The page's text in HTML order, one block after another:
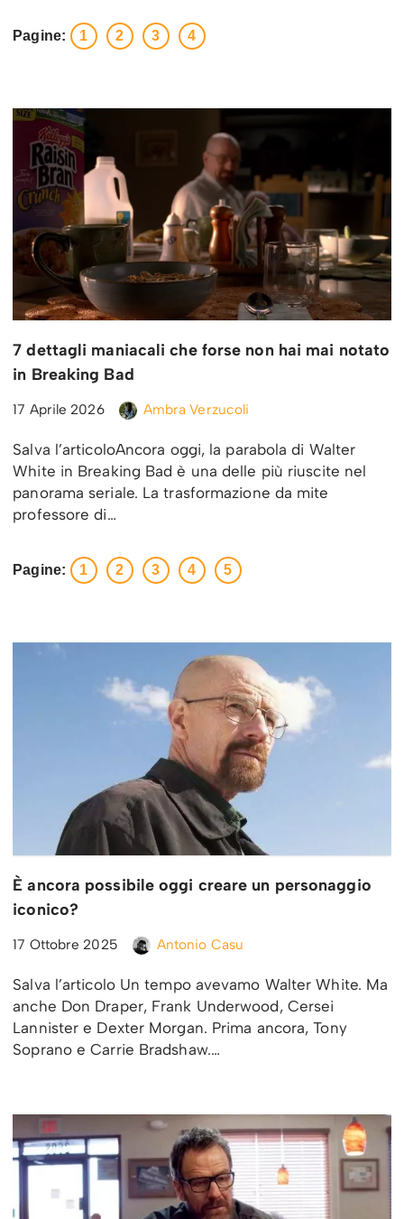
Pagine: 1 2 3 4
7 dettagli maniacali che forse non hai mai notato
in Breaking Bad
17 Aprile 2026 Ambra Verzucoli
Salva l’articoloAncora oggi, la parabola di Walter
White in Breaking Bad è una delle più riuscite nel
panorama seriale. La trasformazione da mite
professore di…
Pagine: 1 2 3 4 5
È ancora possibile oggi creare un personaggio
iconico?
17 Ottobre 2025 Antonio Casu
Salva l’articolo Un tempo avevamo Walter White. Ma
anche Don Draper, Frank Underwood, Cersei
Lannister e Dexter Morgan. Prima ancora, Tony
Soprano e Carrie Bradshaw.…